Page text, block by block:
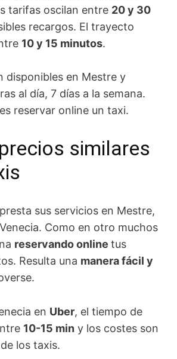
tarifas oscilan entre 20 y 30
recargos. El trayecto
10 y 15 minutos.
disponibles en Mestre y
al día, 7 días a la semana.
reservar online un taxi.
similares
sus servicios en Mestre,
Como en otro muchos
reservando online tus
Resulta una manera fácil y
en Uber, el tiempo de
10-15 min y los costes son
los taxis.